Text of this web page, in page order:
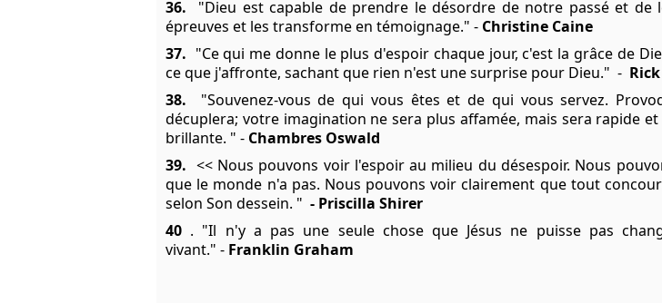
36.
"Dieu est capable de prendre le désordre de notre passé et
épreuves et les transforme en témoignage." - Christine Caine
37. "Ce qui me donne le plus d'espoir chaque jour, c'est la grâce de
ce que j'affronte, sachant que rien n'est une surprise pour Dieu." -
38.
"Souvenez-vous de qui vous êtes et de qui vous servez.
décuplera; votre imagination ne sera plus affamée, mais sera rapide
brillante. " - Chambres Oswald
39. << Nous pouvons voir l'espoir au milieu du désespoir. Nous
que le monde n'a pas. Nous pouvons voir clairement que tout
selon Son dessein. " - Priscilla Shirer
40 . "Il n'y a pas une seule chose que Jésus ne puisse pas
vivant." - Franklin Graham